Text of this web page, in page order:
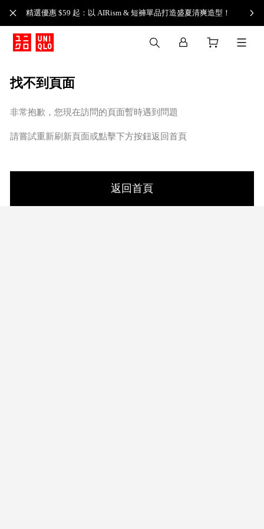
精選優惠 $59 起：以 AIRism & 短褲單品打造盛夏清爽造型！
找不到頁面
非常抱歉，您現在訪問的頁面暫時遇到問題
請嘗試重新刷新頁面或點擊下方按鈕返回首頁
返回首頁